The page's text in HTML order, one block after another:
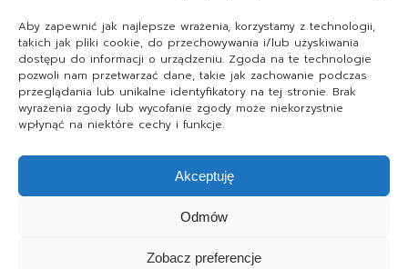
Aby zapewnić jak najlepsze wrażenia, korzystamy z technologii,
takich jak pliki cookie, do przechowywania i/lub uzyskiwania
dostępu do informacji o urządzeniu. Zgoda na te technologie
pozwoli nam przetwarzać dane, takie jak zachowanie podczas
przeglądania lub unikalne identyfikatory na tej stronie. Brak
wyrażenia zgody lub wycofanie zgody może niekorzystnie
wpłynąć na niektóre cechy i funkcje.
Akceptuję
Odmów
Zobacz preferencje